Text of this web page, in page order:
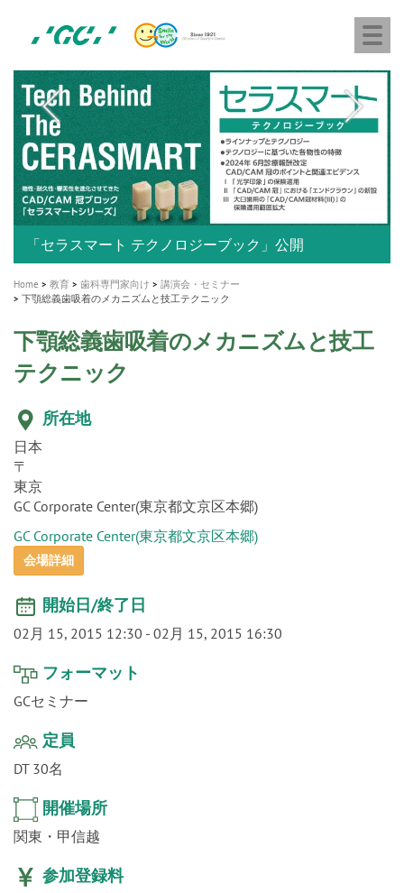
content
社
ジ
ー
シ
ー
M
A healthy smile greatly contributes to your quality of life
新発売 エバーエックス フロー
「セラスマート テクノロジーブック」公開
「イニシャル LiSi（リジ）ブロック テクノロジーブッ
ク」公開
歯を内部まで白くする
新製品 イオム ナゴミ for DH
専用サイトはこちら
新製品バキュクレーブ 118 / 318 Prime
製品の詳細情報はこちら
インプラント Aadva®
GCグループ企業
Home 教育 歯科専門家向け
講演会・セミナー
下顎総義歯吸着のメカニズムと技工テクニック
下顎総義歯吸着のメカニズムと技工
テクニック
所在地
日本
〒
東京
GC Corporate Center(東京都文京区本郷)
GC Corporate Center(東京都文京区本郷)
会場詳細
開始日/終了日
02月 15, 2015 12:30 - 02月 15, 2015 16:30
フォーマット
GCセミナー
定員
DT 30名
開催場所
関東・甲信越
参加登録料